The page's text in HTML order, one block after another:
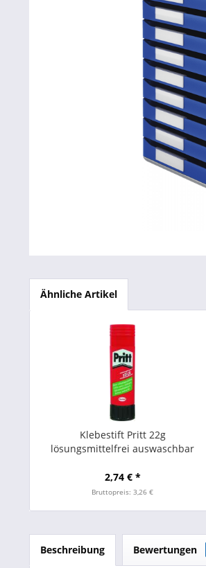
Betriebsausstattung &
Tragetaschen &
Ähnliche Artikel
Klebestift Pritt 22g
lösungsmittelfrei auswaschbar
2,74 € *
Bruttopreis: 3,26 €
Beschreibung Bewertungen